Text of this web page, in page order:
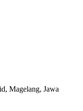
Magelang, Jawa